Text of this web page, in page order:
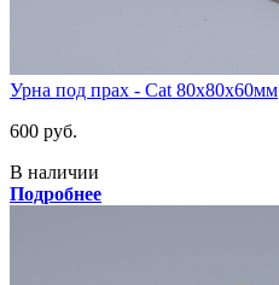
Урна под прах - Cat 80х80х60мм
600 руб.
В наличии
Подробнее